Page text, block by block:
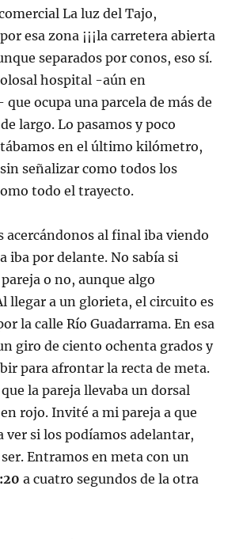
La luz del Tajo,
esa zona ¡¡¡la carretera abierta
separados por conos, eso sí.
hospital -aún en
ocupa una parcela de más de
largo. Lo pasamos y poco
en el último kilómetro,
señalizar como todos los
todo el trayecto.
acercándonos al final iba viendo
iba por delante. No sabía si
o no, aunque algo
llegar a un glorieta, el circuito es
la calle Río Guadarrama. En esa
giro de ciento ochenta grados y
para afrontar la recta de meta.
la pareja llevaba un dorsal
rojo. Invité a mi pareja a que
ver si los podíamos adelantar,
Entramos en meta con un
a cuatro segundos de la otra